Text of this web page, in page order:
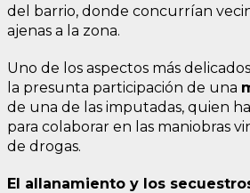
del barrio, donde concurrían
ajenas a la zona.
Uno de los aspectos más
la presunta participación de una
de una de las imputadas, quien
para colaborar en las maniobras
de drogas.
El allanamiento y los